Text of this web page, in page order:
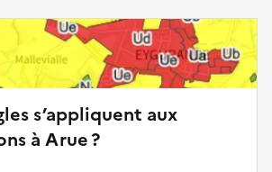
s’appliquent aux
à Arue ?